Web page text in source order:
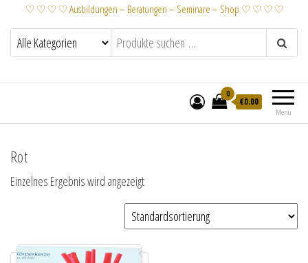
♡ ♡ ♡ ♡ Ausbildungen – Beratungen – Seminare – Shop ♡ ♡ ♡ ♡
Menü
0
€0.00
Rot
Einzelnes Ergebnis wird angezeigt